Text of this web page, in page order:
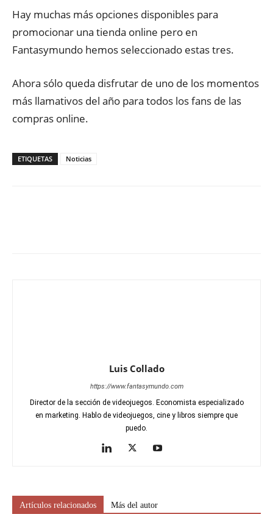
Hay muchas más opciones disponibles para
promocionar una tienda online pero en
Fantasymundo hemos seleccionado estas tres.
Ahora sólo queda disfrutar de uno de los momentos
más llamativos del año para todos los fans de las
compras online.
ETIQUETAS Noticias
Luis Collado
https://www.fantasymundo.com
Director de la sección de videojuegos. Economista especializado
en marketing. Hablo de videojuegos, cine y libros siempre que
puedo.
Artículos relacionados Más del autor